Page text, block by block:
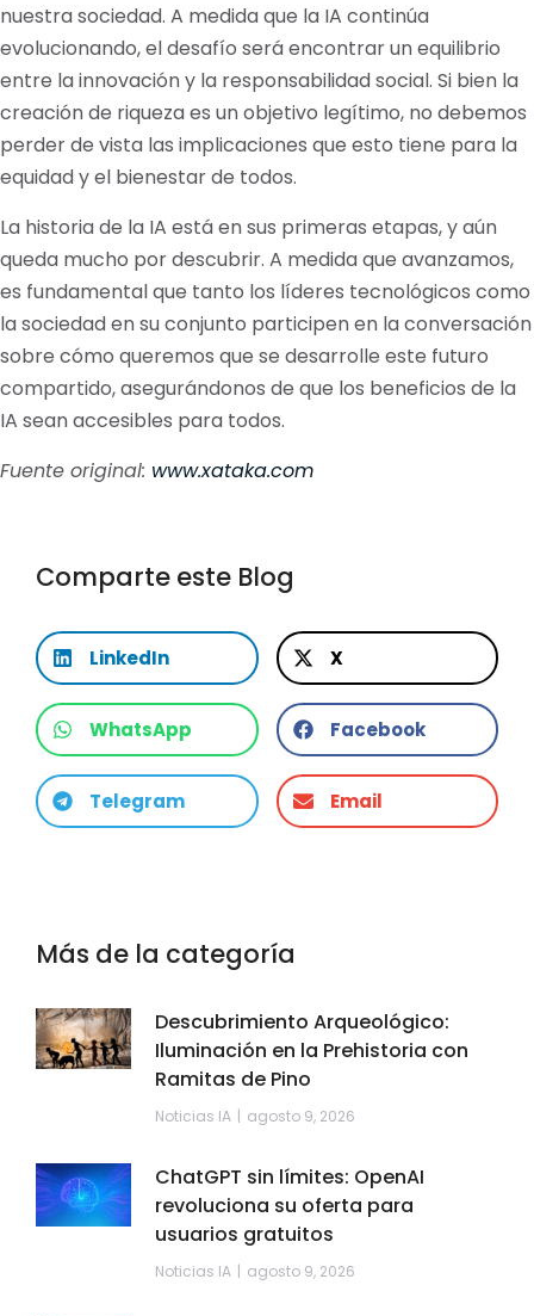
nuestra sociedad. A medida que la IA continúa
evolucionando, el desafío será encontrar un equilibrio
entre la innovación y la responsabilidad social. Si bien la
creación de riqueza es un objetivo legítimo, no debemos
perder de vista las implicaciones que esto tiene para la
equidad y el bienestar de todos.
La historia de la IA está en sus primeras etapas, y aún
queda mucho por descubrir. A medida que avanzamos,
es fundamental que tanto los líderes tecnológicos como
la sociedad en su conjunto participen en la conversación
sobre cómo queremos que se desarrolle este futuro
compartido, asegurándonos de que los beneficios de la
IA sean accesibles para todos.
Fuente original: www.xataka.com
Comparte este Blog
LinkedIn X
WhatsApp Facebook
Telegram Email
Más de la categoría
Descubrimiento Arqueológico:
Iluminación en la Prehistoria con
Ramitas de Pino
Noticias IA agosto 9, 2026
ChatGPT sin límites: OpenAI
revoluciona su oferta para
usuarios gratuitos
Noticias IA agosto 9, 2026